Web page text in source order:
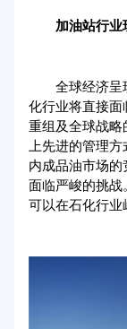
加油站行业
全球经济呈现
化行业将直接面
重组及全球战略
上先进的管理
内成品油市场
面临严峻的挑战
可以在石化行业